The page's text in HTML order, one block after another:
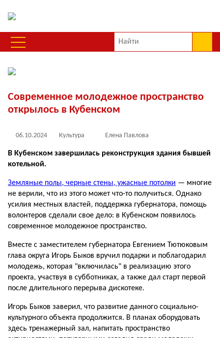
Современное молодежное пространство
открылось в Кубенском
06.10.2024 Культура Елена Павлова
В Кубенском завершилась реконструкция здания бывшей
котельной.
Земляные полы, черные стены, ужасные потолки — многие
не верили, что из этого может что-то получиться. Однако
усилия местных властей, поддержка губернатора, помощь
волонтеров сделали свое дело: в Кубенском появилось
современное молодежное пространство.
Вместе с заместителем губернатора Евгением Тютюковым
глава округа Игорь Быков вручил подарки и поблагодарил
молодежь, которая "включилась" в реализацию этого
проекта, участвуя в субботниках, а также дал старт первой
после длительного перерыва дискотеке.
Игорь Быков заверил, что развитие данного социально-
культурного объекта продолжится. В планах оборудовать
здесь тренажерный зал, напитать пространство